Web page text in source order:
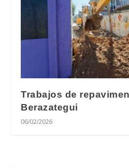
Trabajos de
Berazategui
06/02/2026